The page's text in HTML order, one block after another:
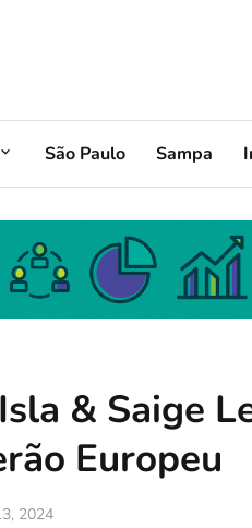
São Paulo Sampa
& Saige
Europeu
2024